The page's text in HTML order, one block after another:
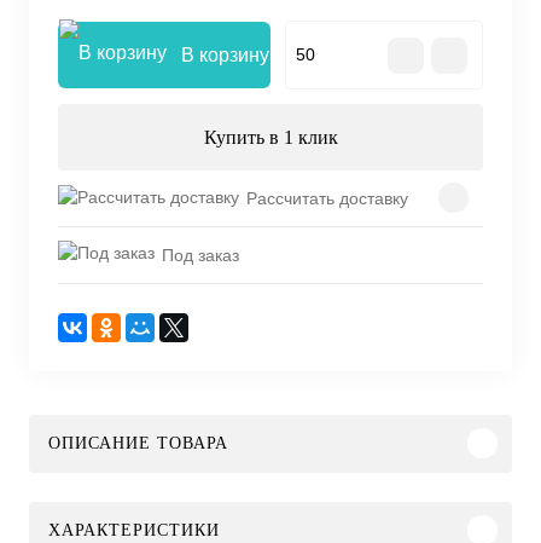
В корзину
Купить в 1 клик
Рассчитать доставку
Под заказ
ОПИСАНИЕ ТОВАРА
ХАРАКТЕРИСТИКИ